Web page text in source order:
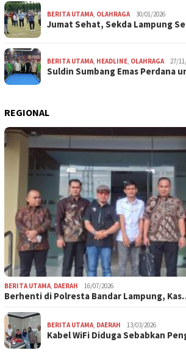
BERITA UTAMA OLAHRAGA 30/01/2026
Jumat Sehat, Sekda Lampung
BERITA UTAMA HEADLINE OLAHRAGA 27/
Suldin Sumbang Emas Perdana
REGIONAL
BERITA UTAMA, DAERAH 16/07/2026
Berhenti di Polresta Bandar Lampung,
BERITA UTAMA, DAERAH 13/03/2026
Kabel WiFi Diduga Sebabkan